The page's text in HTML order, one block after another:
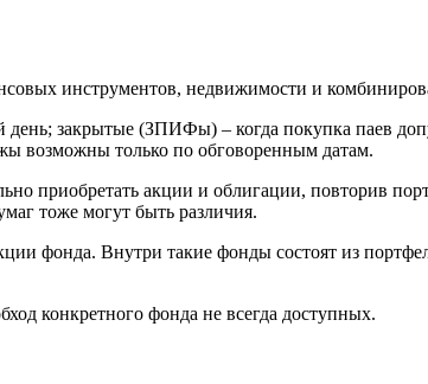
инструментов, недвижимости и
закрытые (ЗПИФы) – когда покупка паев
возможны только по обговоренным датам.
приобретать акции и облигации, повторив
тоже могут быть различия.
фонда. Внутри такие фонды состоят из
конкретного фонда не всегда доступных.